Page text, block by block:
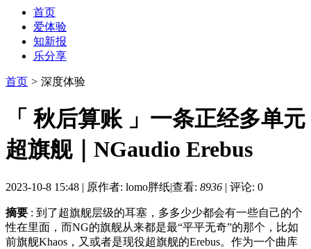
首页
爱体验
知新报
乐分享
首页 > 深度体验
「 秋后算账 」一条正经多单元
超旗舰｜NGaudio Erebus
2023-10-8 15:48 | 原作者: lomo胖纸|查看: 8936 | 评论: 0
摘要 : 到了超旗舰层级的耳塞，多多少少都会有一些自己的个
性在里面，而NG的旗舰从来都是最“平平无奇”的那个，比如
前旗舰Khaos，又或者是现役超旗舰的Erebus。作为一个曲库